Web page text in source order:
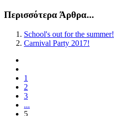
Περισσότερα Άρθρα...
School's out for the summer!
Carnival Party 2017!
1
2
3
...
5